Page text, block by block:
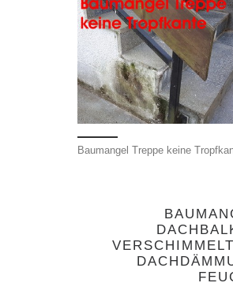
Baumangel Treppe keine